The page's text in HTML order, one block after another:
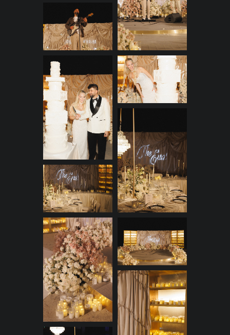
Celebration Suite, где гости
танцевали под зажигательные
сеты до самого утра.
Скрыть